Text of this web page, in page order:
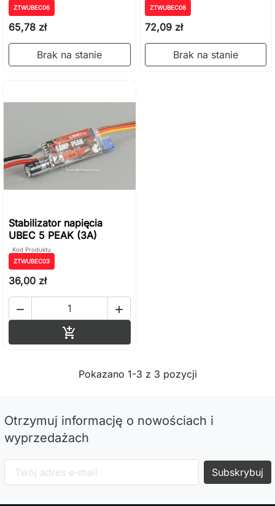
ZTWUBEC06
65,78 zł
Brak na stanie
ZTWUBEC08
72,09 zł
Brak na stanie
Stabilizator napięcia
UBEC 5 PEAK (3A)
Kod Produktu
ZTWUBEC03
36,00 zł
 

Pokazano 1-3 z 3 pozycji
Otrzymuj informację o nowościach i
wyprzedażach